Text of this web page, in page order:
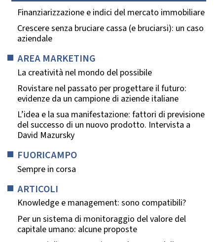
Finanziarizzazione e indici del mercato immobiliare
Crescere senza bruciare cassa (e bruciarsi): un caso
aziendale
AREA MARKETING
La creatività nel mondo del possibile
Rovistare nel passato per progettare il futuro:
evidenze da un campione di aziende italiane
L’idea e la sua manifestazione: fattori di previsione
del successo di un nuovo prodotto. Intervista a
David Mazursky
FUORICAMPO
Sempre in corsa
ARTICOLI
Knowledge e management: sono compatibili?
Per un sistema di monitoraggio del valore del
capitale umano: alcune proposte